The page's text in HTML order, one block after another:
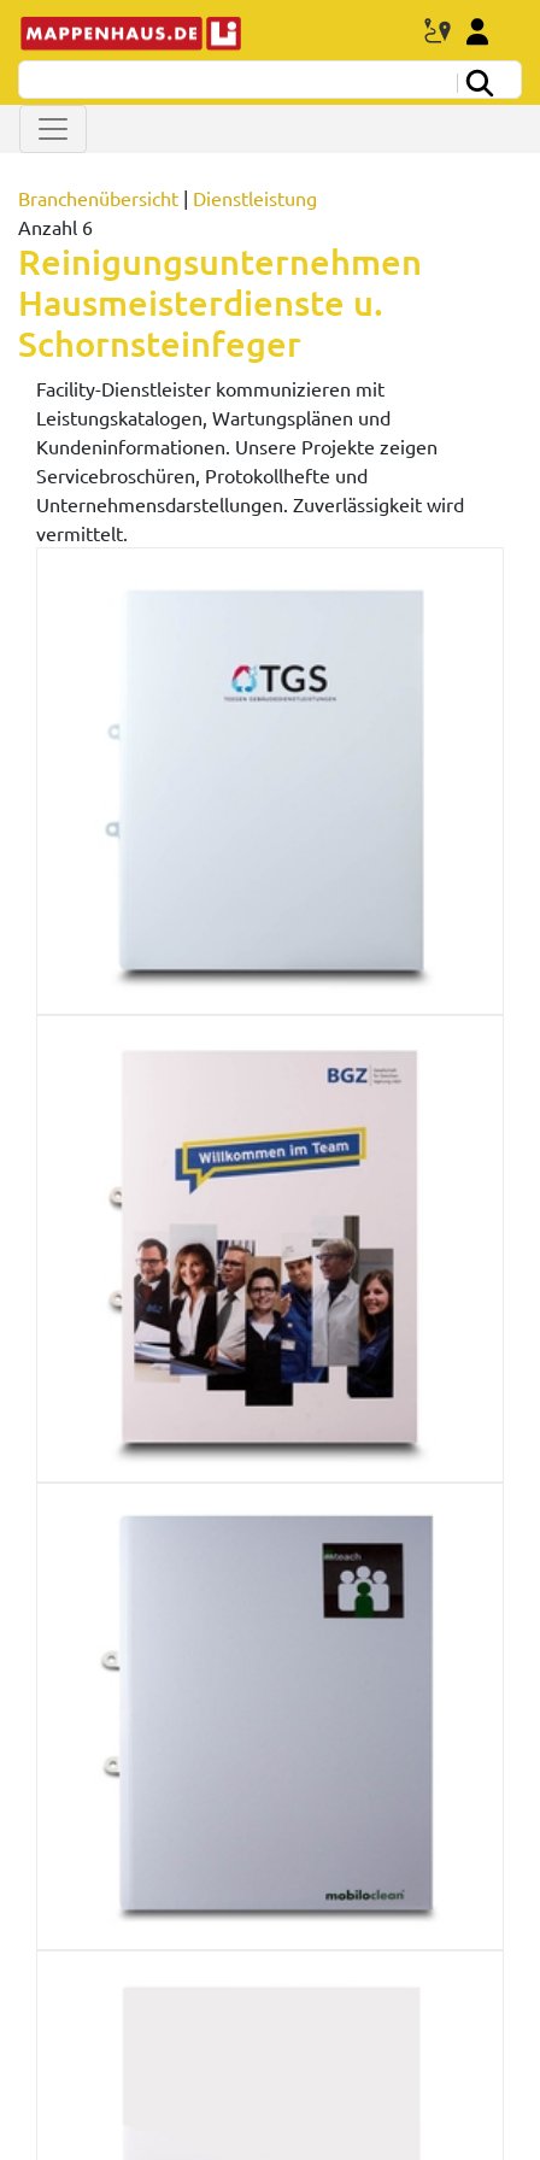
Branchenübersicht | Dienstleistung
Anzahl 6
Reinigungsunternehmen
Hausmeisterdienste u.
Schornsteinfeger
Facility-Dienstleister kommunizieren mit
Leistungskatalogen, Wartungsplänen und
Kundeninformationen. Unsere Projekte zeigen
Servicebroschüren, Protokollhefte und
Unternehmensdarstellungen. Zuverlässigkeit wird
vermittelt.